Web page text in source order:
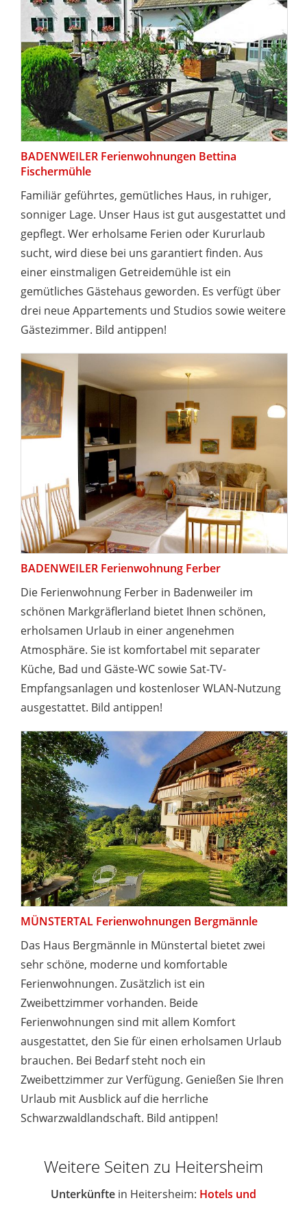
BADENWEILER Ferienwohnungen Bettina
Fischermühle
Familiär geführtes, gemütliches Haus, in ruhiger,
sonniger Lage. Unser Haus ist gut ausgestattet und
gepflegt. Wer erholsame Ferien oder Kururlaub
sucht, wird diese bei uns garantiert finden. Aus
einer einstmaligen Getreidemühle ist ein
gemütliches Gästehaus geworden. Es verfügt über
drei neue Appartements und Studios sowie weitere
Gästezimmer. Bild antippen!
BADENWEILER Ferienwohnung Ferber
Die Ferienwohnung Ferber in Badenweiler im
schönen Markgräflerland bietet Ihnen schönen,
erholsamen Urlaub in einer angenehmen
Atmosphäre. Sie ist komfortabel mit separater
Küche, Bad und Gäste-WC sowie Sat-TV-
Empfangsanlagen und kostenloser WLAN-Nutzung
ausgestattet. Bild antippen!
MÜNSTERTAL Ferienwohnungen Bergmännle
Das Haus Bergmännle in Münstertal bietet zwei
sehr schöne, moderne und komfortable
Ferienwohnungen. Zusätzlich ist ein
Zweibettzimmer vorhanden. Beide
Ferienwohnungen sind mit allem Komfort
ausgestattet, den Sie für einen erholsamen Urlaub
brauchen. Bei Bedarf steht noch ein
Zweibettzimmer zur Verfügung. Genießen Sie Ihren
Urlaub mit Ausblick auf die herrliche
Schwarzwaldlandschaft. Bild antippen!
Weitere Seiten zu Heitersheim
Unterkünfte in Heitersheim: Hotels und